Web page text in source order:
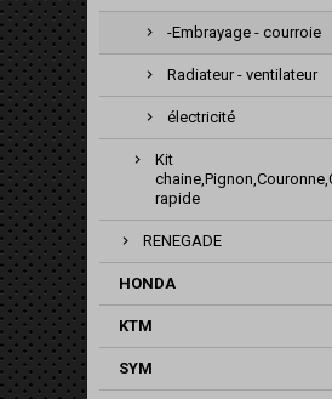
-Embrayage - courroie
Radiateur - ventilateur
électricité
Kit
rapide
RENEGADE
HONDA
KTM
SYM